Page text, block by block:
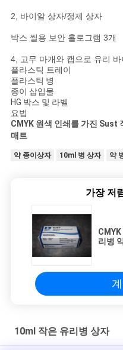
2, 바이알 상자/정제 상자
박스 씰용 보안 홀로그램 3개
4, 고무 마개와 캡으로 유리 바
플라스틱 트레이
플라스틱 병
종이 삽입물
HG 박스 및 라벨
요법
CMYK 원색 인쇄를 가진 Sust
매트
약 종이상자 10ml 병 상자 약
가장 저
리병
10ml 작은 유리병 상자